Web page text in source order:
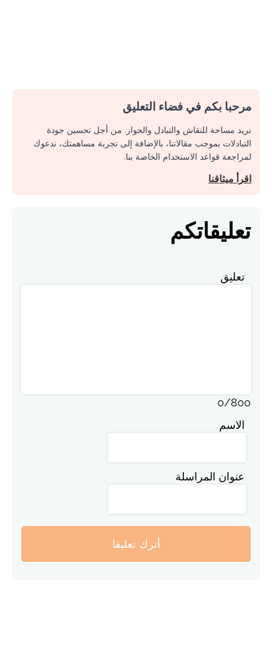
مرحبا بكم في فضاء التعليق
نريد مساحة للنقاش والتبادل والحوار. من أجل تحسين جودة
التبادلات بموجب مقالاتنا، بالإضافة إلى تجربة مساهمتك، ندعوك
لمراجعة قواعد الاستخدام الخاصة بنا.
اقرأ ميثاقنا
تعليقاتكم
تعليق
0/800
الاسم
عنوان المراسلة
أترك تعليقا